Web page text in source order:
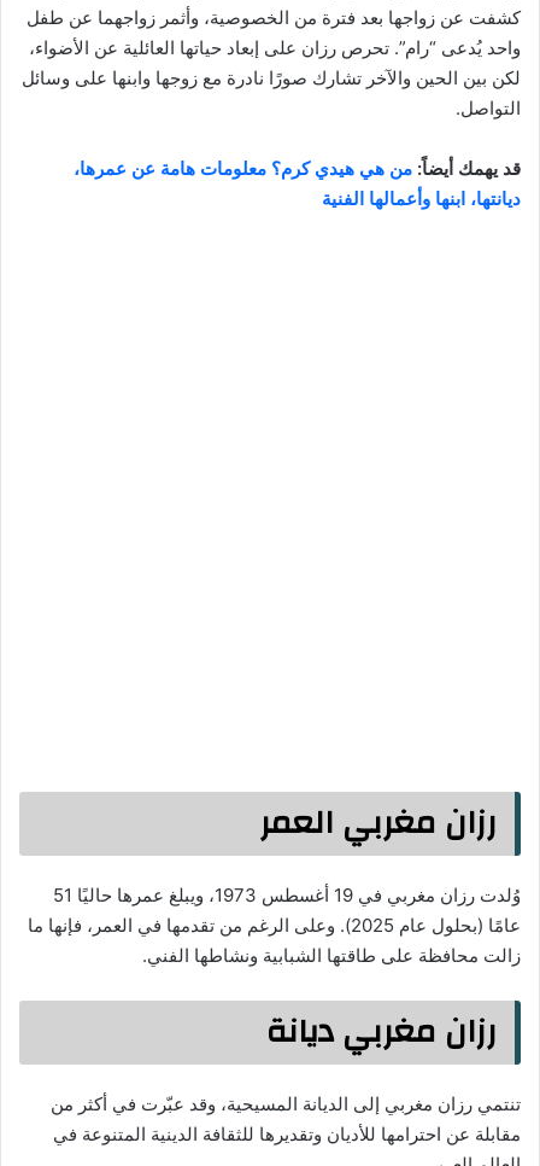
كشفت عن زواجها بعد فترة من الخصوصية، وأثمر زواجهما عن طفل
واحد يُدعى “رام”. تحرص رزان على إبعاد حياتها العائلية عن الأضواء،
لكن بين الحين والآخر تشارك صورًا نادرة مع زوجها وابنها على وسائل
التواصل.
قد يهمك أيضاً: من هي هيدي كرم؟ معلومات هامة عن عمرها،
ديانتها، ابنها وأعمالها الفنية
رزان مغربي العمر
وُلدت رزان مغربي في 19 أغسطس 1973، ويبلغ عمرها حاليًا 51
عامًا (بحلول عام 2025). وعلى الرغم من تقدمها في العمر، فإنها ما
زالت محافظة على طاقتها الشبابية ونشاطها الفني.
رزان مغربي ديانة
تنتمي رزان مغربي إلى الديانة المسيحية، وقد عبّرت في أكثر من
مقابلة عن احترامها للأديان وتقديرها للثقافة الدينية المتنوعة في